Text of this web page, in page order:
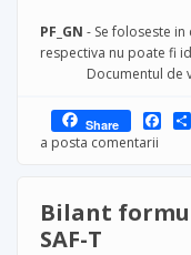
PF_GN - Se foloseste
respectiva nu poate fi
Documentul de
Share
a posta comentarii
Bilant
SAF-T